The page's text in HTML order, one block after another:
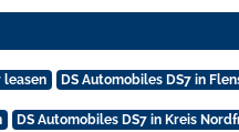
leasen DS Automobiles DS7 in
DS Automobiles DS7 in Kreis